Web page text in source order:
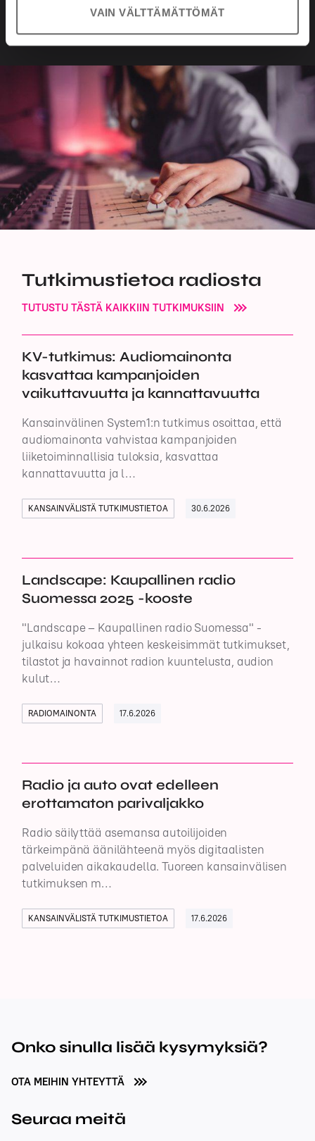
VAIN VÄLTTÄMÄTTÖMÄT
KATSO RADIOKANAVAT TÄSTÄ
Tutkimustietoa radiosta
TUTUSTU TÄSTÄ KAIKKIIN TUTKIMUKSIIN
KV-tutkimus: Audiomainonta
kasvattaa kampanjoiden
vaikuttavuutta ja kannattavuutta
Kansainvälinen System1:n tutkimus osoittaa, että
audiomainonta vahvistaa kampanjoiden
liiketoiminnallisia tuloksia, kasvattaa
kannattavuutta ja l…
KANSAINVÄLISTÄ TUTKIMUSTIETOA 30.6.2026
Landscape: Kaupallinen radio
Suomessa 2025 -kooste
"Landscape – Kaupallinen radio Suomessa" -
julkaisu kokoaa yhteen keskeisimmät tutkimukset,
tilastot ja havainnot radion kuuntelusta, audion
kulut…
RADIOMAINONTA 17.6.2026
Radio ja auto ovat edelleen
erottamaton parivaljakko
Radio säilyttää asemansa autoilijoiden
tärkeimpänä äänilähteenä myös digitaalisten
palveluiden aikakaudella. Tuoreen kansainvälisen
tutkimuksen m…
KANSAINVÄLISTÄ TUTKIMUSTIETOA 17.6.2026
Onko sinulla lisää kysymyksiä?
OTA MEIHIN YHTEYTTÄ
Seuraa meitä